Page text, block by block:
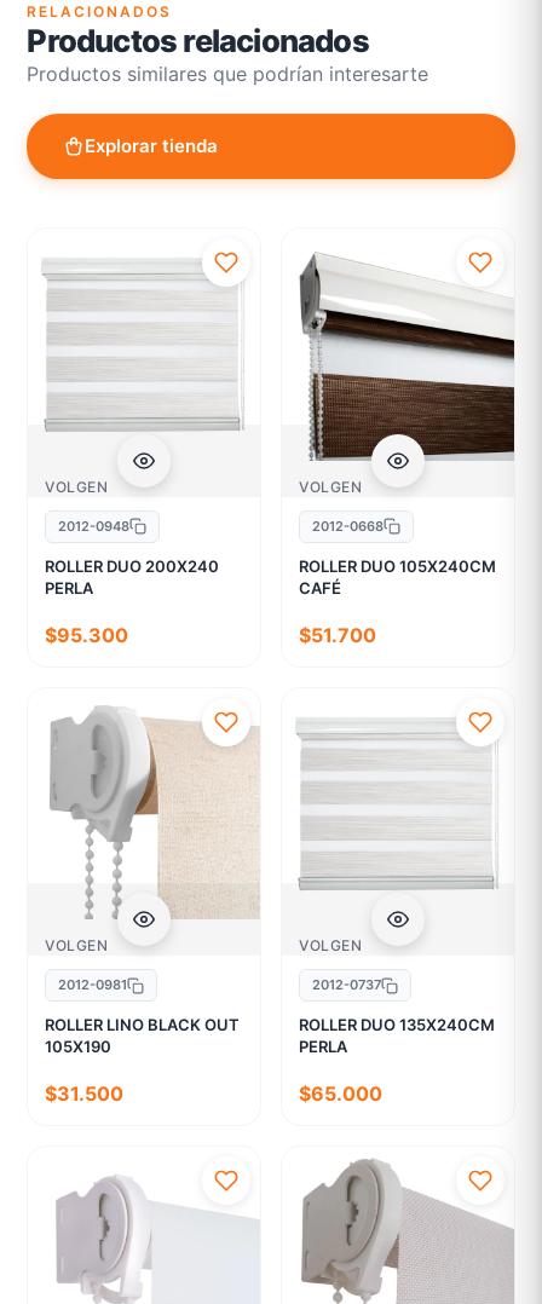
RELACIONADOS
Productos relacionados
Productos similares que podrían interesarte
Explorar tienda
VOLGEN
2012-0948
ROLLER DUO 200X240
PERLA
$95.300
VOLGEN
2012-0668
ROLLER DUO 105X240CM
CAFÉ
$51.700
VOLGEN
2012-0981
ROLLER LINO BLACK OUT
105X190
$31.500
VOLGEN
2012-0737
ROLLER DUO 135X240CM
PERLA
$65.000